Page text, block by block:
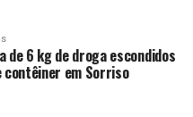
de 6 kg de droga escondidos
contêiner em Sorriso